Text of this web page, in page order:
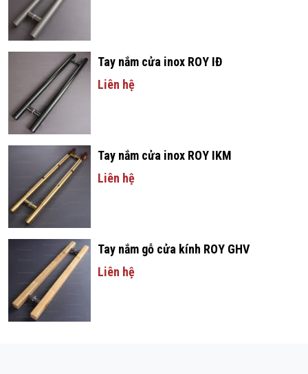
Tay nắm cửa inox ROY IĐ
Liên hệ
Tay nắm cửa inox ROY IKM
Liên hệ
Tay nắm gỗ cửa kính ROY GHV
Liên hệ